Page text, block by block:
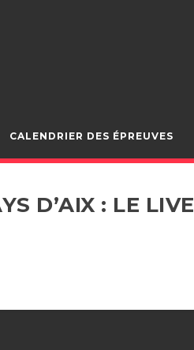
CALENDRIER DES ÉPREUVES
D’AIX : LE LIVE